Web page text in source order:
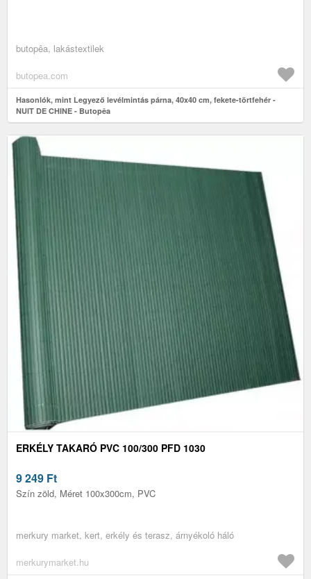
butopêa, lakástextilek
butopea.com
Hasonlók, mint Legyező levélmintás párna, 40x40 cm, fekete-törtfehér -
NUIT DE CHINE - Butopêa
ERKÉLY TAKARÓ PVC 100/300 PFD 1030
9 249 Ft
Szín zöld, Méret 100x300cm, PVC
merkury market, kert, erkély és terasz, árnyékoló háló
merkurymarket.hu